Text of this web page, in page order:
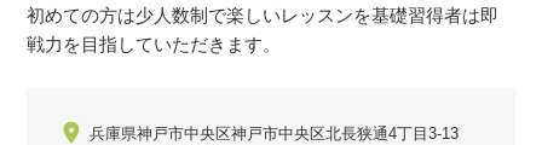
初めての方は少人数制で楽しいレッスンを基礎習得者は即
戦力を目指していただきます。
兵庫県神戸市中央区神戸市中央区北長狭通4丁目3-13